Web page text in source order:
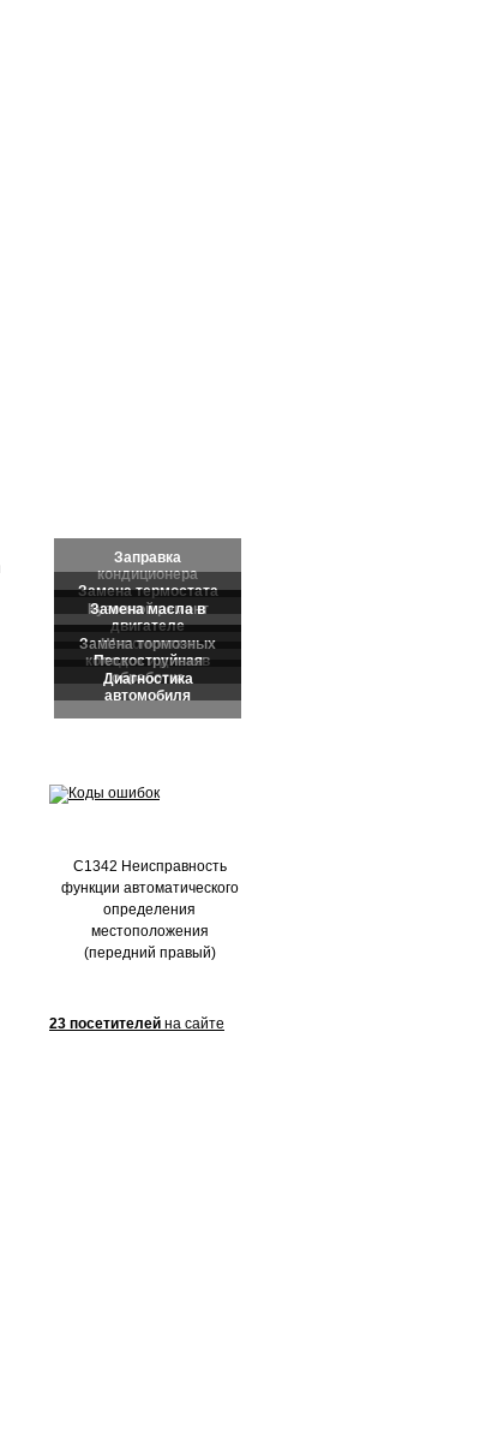
C1342 Неисправность
функции автоматического
определения
местоположения
(передний правый)
23 посетителей на сайте